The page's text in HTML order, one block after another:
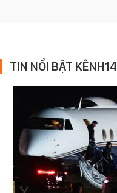
TIN NỔI BẬT KÊNH14